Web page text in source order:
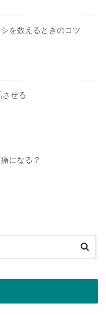
を数えるときのコツ
せる
になる？